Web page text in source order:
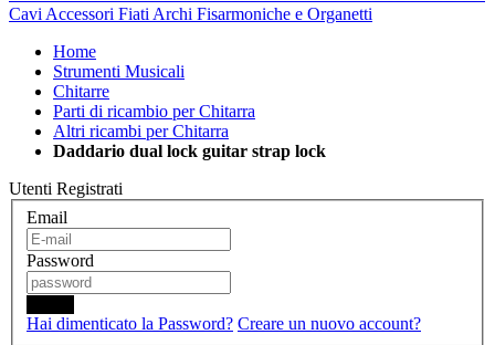
Cavi Accessori Fiati Archi Fisarmoniche e Organetti
Home
Strumenti Musicali
Chitarre
Parti di ricambio per Chitarra
Altri ricambi per Chitarra
Daddario dual lock guitar strap lock
Utenti Registrati
Email
Password
Hai dimenticato la Password? Creare un nuovo account?